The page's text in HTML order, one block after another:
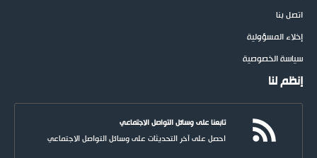
اتصل بنا
إخلاء المسؤولية
سياسة الخصوصية
إنظم لنا
تابعنا على وسائل التواصل الاجتماعي
احصل على آخر التحديثات على وسائل التواصل الاجتماعي